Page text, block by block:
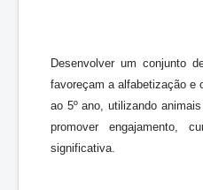
Desenvolver um conjunto
favoreçam a alfabetização e
ao 5º ano, utilizando
promover engajamento,
significativa.